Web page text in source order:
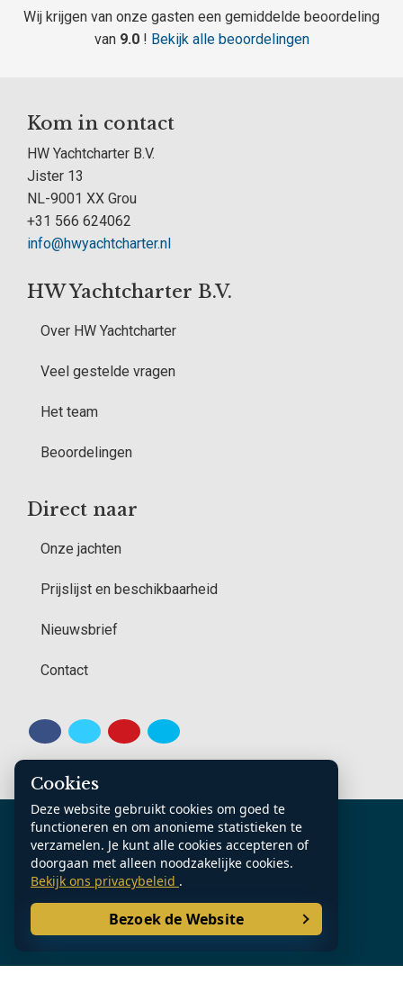
Wij krijgen van onze gasten een gemiddelde beoordeling
van 9.0 ! Bekijk alle beoordelingen
Kom in contact
HW Yachtcharter B.V.
Jister 13
NL-9001 XX Grou
+31 566 624062
info@hwyachtcharter.nl
HW Yachtcharter B.V.
Over HW Yachtcharter
Veel gestelde vragen
Het team
Beoordelingen
Direct naar
Onze jachten
Prijslijst en beschikbaarheid
Nieuwsbrief
Contact
K.v.K. Noord Nederland: 70361185
Contact
Algemene voorwaarden
Privacy Statement
Sitemap
Cookies
Deze website gebruikt cookies om goed te
functioneren en om anonieme statistieken te
verzamelen. Je kunt alle cookies accepteren of
doorgaan met alleen noodzakelijke cookies.
Bekijk ons privacybeleid .
Bezoek de Website